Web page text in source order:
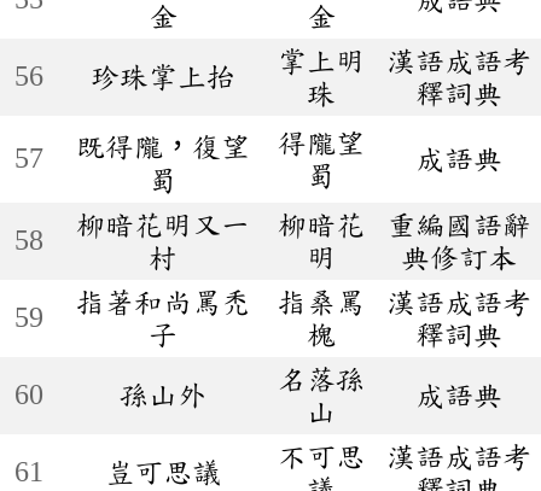
金
金
56 珍珠掌上抬
掌上明
珠
漢語成語考
釋詞典
57
既得隴，復望
蜀
得隴望
蜀
成語典
58
柳暗花明又一
村
柳暗花
明
重編國語辭
典修訂本
59
指著和尚罵禿
子
指桑罵
槐
漢語成語考
釋詞典
60
孫山外
名落孫
山
成語典
61 豈可思議
不可思
漢語成語考